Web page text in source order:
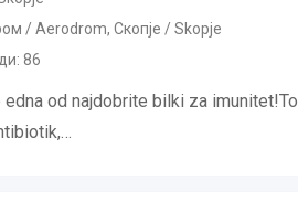
/ Aerodrom, Скопjе / Skopje
86
edna od najdobrite bilki za